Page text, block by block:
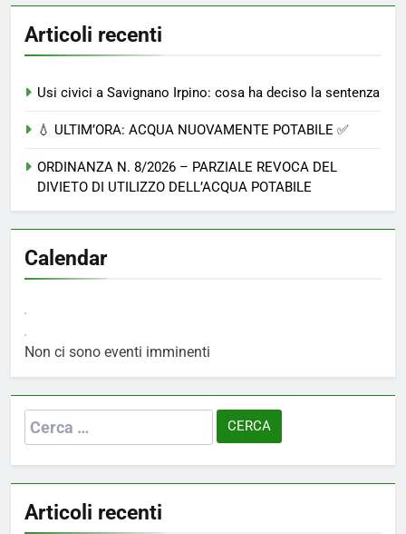
Articoli recenti
Usi civici a Savignano Irpino: cosa ha deciso la sentenza
💧 ULTIM’ORA: ACQUA NUOVAMENTE POTABILE ✅
ORDINANZA N. 8/2026 – PARZIALE REVOCA DEL
DIVIETO DI UTILIZZO DELL’ACQUA POTABILE
Calendar
Non ci sono eventi imminenti
Ricerca
per:
Articoli recenti